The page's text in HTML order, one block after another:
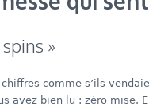
»
comme s’ils
avez bien lu : zéro mise.